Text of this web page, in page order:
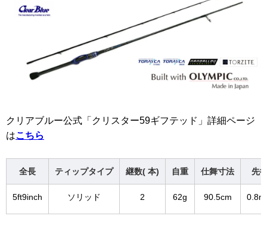
クリアブルー公式「クリスター59ギフテッド」詳細ページ
はこちら
全長 ティップタイプ 継数( 本) 自重 仕舞寸法 先
5ft9inch ソリッド 2 62g 90.5cm